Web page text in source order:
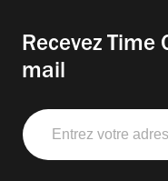
Recevez Time
mail
Entrez
votre
adresse